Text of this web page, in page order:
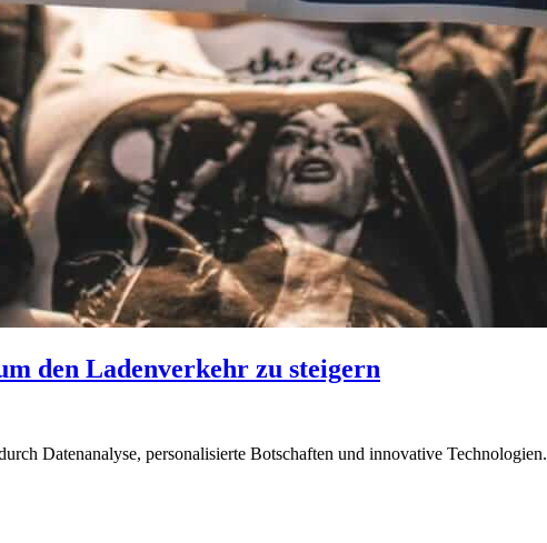
den Ladenverkehr zu steigern
Datenanalyse, personalisierte Botschaften und innovative Technologien.